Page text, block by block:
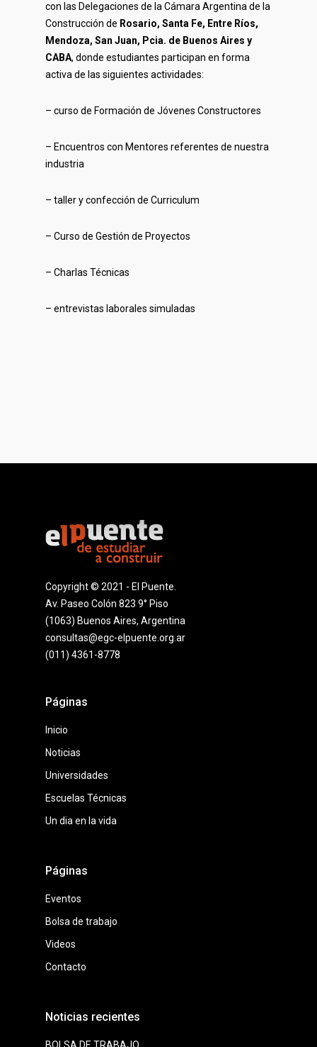
con las Delegaciones de la Cámara Argentina de la
Construcción de Rosario, Santa Fe, Entre Ríos,
Mendoza, San Juan, Pcia. de Buenos Aires y
CABA, donde estudiantes participan en forma
activa de las siguientes actividades:
– curso de Formación de Jóvenes Constructores
– Encuentros con Mentores referentes de nuestra
industria
– taller y confección de Curriculum
– Curso de Gestión de Proyectos
– Charlas Técnicas
– entrevistas laborales simuladas
Copyright © 2021 - El Puente.
Av. Paseo Colón 823 9° Piso
(1063) Buenos Aires, Argentina
consultas@egc-elpuente.org.ar
(011) 4361-8778
Páginas
Inicio
Noticias
Universidades
Escuelas Técnicas
Un dia en la vida
Páginas
Eventos
Bolsa de trabajo
Videos
Contacto
Noticias recientes